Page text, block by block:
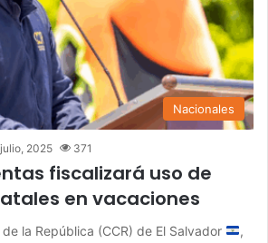
Nacionales
2025 371
fiscalizará uso de
en vacaciones
la República (CCR) de El Salvador
,